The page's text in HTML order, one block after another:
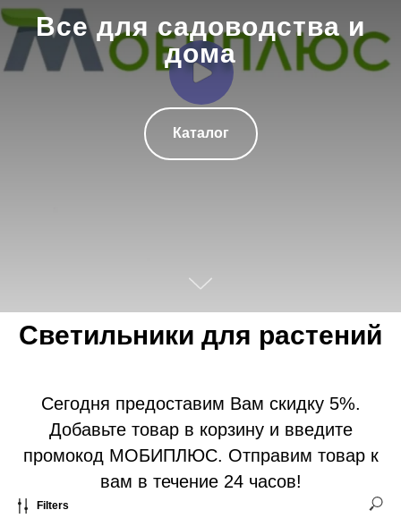
Все для садоводства и
дома
Каталог
Светильники для растений
Сегодня предоставим Вам скидку 5%.
Добавьте товар в корзину и введите
промокод МОБИПЛЮС. Отправим товар к
вам в течение 24 часов!
Filters